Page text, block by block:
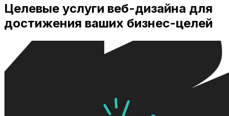
Целевые услуги веб-дизайна для
достижения ваших бизнес-целей